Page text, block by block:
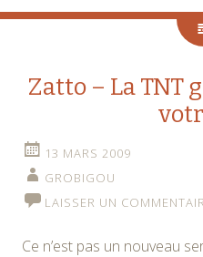
Zatto – La
13 MARS 2009
GROBIGOU
LAISSER UN
Ce n’est pas un nouveau